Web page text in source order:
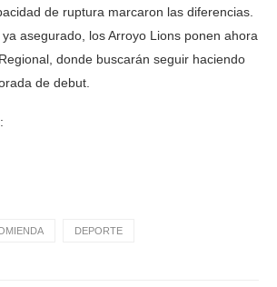
de ruptura marcaron las diferencias.
asegurado, los Arroyo Lions ponen ahora
donde buscarán seguir haciendo
de debut.
DEPORTE